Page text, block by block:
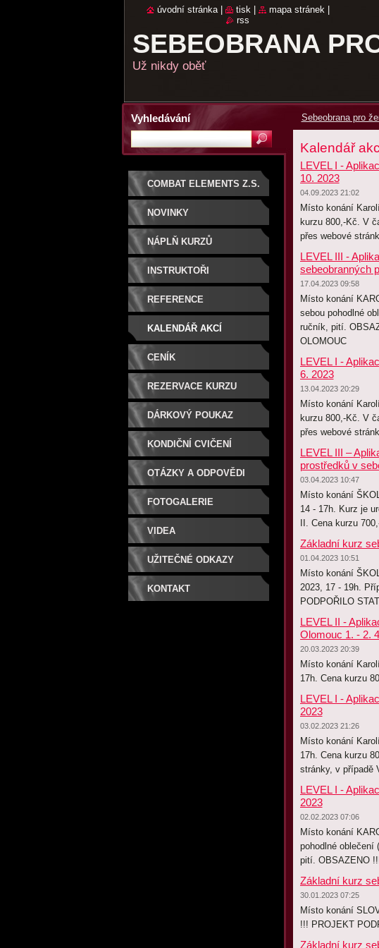
SEBEOBRANA
Už nikdy oběť
Sebeobrana pro
Kalendář
LEVEL I -
10. 2023
04.09.2023 21:02
Místo konání
kurzu 800,-Kč. V
přes webové
LEVEL III -
sebeobranných
17.04.2023 09:58
Místo konání
sebou pohodlné
ručník, pití.
OLOMOUC
LEVEL I -
6. 2023
13.04.2023 20:29
Místo konání
kurzu 800,-Kč. V
přes webové
LEVEL III –
prostředků v
03.04.2023 10:47
Místo konání
14 - 17h. Kurz je
II. Cena kurzu
Základní kurz
01.04.2023 10:51
Místo konání
2023, 17 - 19h.
PODPOŘILO
LEVEL II -
Olomouc 1. - 2.
20.03.2023 20:39
Místo konání
17h. Cena kurzu
LEVEL I -
2023
03.02.2023 21:26
Místo konání
17h. Cena kurzu
stránky, v případě
LEVEL I -
2023
02.02.2023 07:06
Místo konání
pohodlné oblečení
pití. OBSAZENO
Základní kurz
30.01.2023 07:25
Místo konání
!!! PROJEKT
Základní kurz
COMBAT ELEMENTS Z.S.
NOVINKY
NÁPLŇ KURZŮ
SEBEOBRANY PRO
ŽENY
INSTRUKTOŘI
REFERENCE
KALENDÁŘ AKCÍ
CENÍK
REZERVACE KURZU
DÁRKOVÝ POUKAZ
KONDIČNÍ CVIČENÍ
OTÁZKY A ODPOVĚDI
FOTOGALERIE
VIDEA
UŽITEČNÉ ODKAZY
KONTAKT
Vyhledávání
úvodní stránka tisk mapa stránek
rss